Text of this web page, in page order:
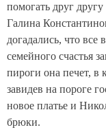
помогать друг
Галина
догадались, что
семейного счастья
пироги она печет, в
завидев на пороге
новое платье и
брюки.